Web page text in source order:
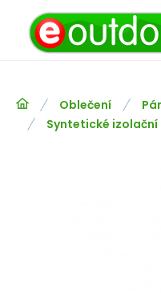
Oblečení
Syntetické izolační